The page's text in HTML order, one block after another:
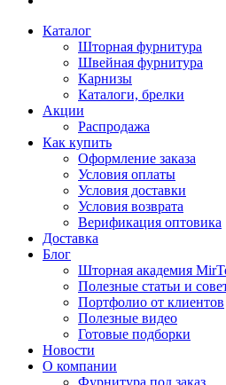
Каталог
Шторная фурнитура
Швейная фурнитура
Карнизы
Каталоги, брелки
Акции
Распродажа
Как купить
Оформление заказа
Условия оплаты
Условия доставки
Условия возврата
Верификация оптовика
Доставка
Блог
Шторная академия
Полезные статьи и
Портфолио от клиентов
Полезные видео
Готовые подборки
Новости
О компании
Фурнитура под заказ